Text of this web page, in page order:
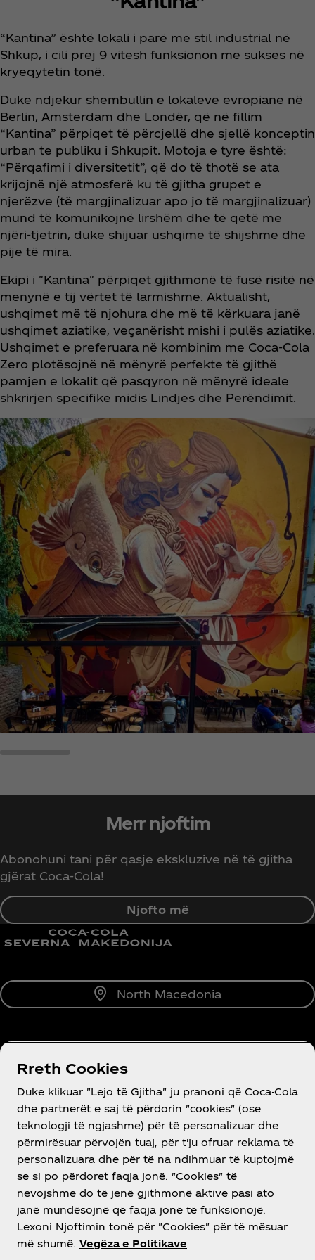
“Kantina” është lokali i parë me stil industrial në
Shkup, i cili prej 9 vitesh funksionon me sukses në
kryeqytetin tonë.
Duke ndjekur shembullin e lokaleve evropiane në
Berlin, Amsterdam dhe Londër, që në fillim
“Kantina” përpiqet të përcjellë dhe sjellë konceptin
urban te publiku i Shkupit. Motoja e tyre është:
“Përqafimi i diversitetit”, që do të thotë se ata
krijojnë një atmosferë ku të gjitha grupet e
njerëzve (të margjinalizuar apo jo të margjinalizuar)
mund të komunikojnë lirshëm dhe të qetë me
njëri-tjetrin, duke shijuar ushqime të shijshme dhe
pije të mira.
Ekipi i "Kantina" përpiqet gjithmonë të fusë risitë në
menynë e tij vërtet të larmishme. Aktualisht,
ushqimet më të njohura dhe më të kërkuara janë
ushqimet aziatike, veçanërisht mishi i pulës aziatike.
Ushqimet e preferuara në kombinim me Coca‑Cola
Zero plotësojnë në mënyrë perfekte të gjithë
pamjen e lokalit që pasqyron në mënyrë ideale
shkrirjen specifike midis Lindjes dhe Perëndimit.
Merr njoftim
Abonohuni tani për qasje ekskluzive në të gjitha
gjërat Coca‑Cola!
Njofto më
North Macedonia
RRETH NESH
DO NDIHMË?
LIGJORE
Rreth Cookies
Duke klikuar "Lejo të Gjitha" ju pranoni që Coca-Cola
dhe partnerët e saj të përdorin "cookies" (ose
teknologji të ngjashme) për të personalizuar dhe
përmirësuar përvojën tuaj, për t'ju ofruar reklama të
personalizuara dhe për të na ndihmuar të kuptojmë
se si po përdoret faqja jonë. "Cookies" të
nevojshme do të jenë gjithmonë aktive pasi ato
janë mundësojnë që faqja jonë të funksionojë.
Lexoni Njoftimin tonë për "Cookies" për të mësuar
më shumë. Vegëza e Politikave